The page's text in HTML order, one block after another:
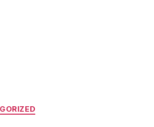
Categorías